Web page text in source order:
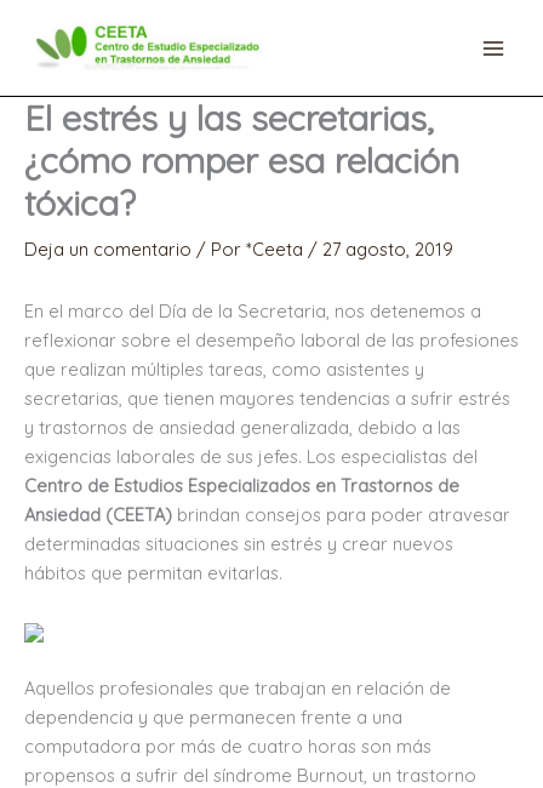
contenido
El estrés y las secretarias,
¿cómo romper esa relación
tóxica?
Deja un comentario / Por *Ceeta / 27 agosto, 2019
En el marco del Día de la Secretaria, nos detenemos a
reflexionar sobre el desempeño laboral de las profesiones
que realizan múltiples tareas, como asistentes y
secretarias, que tienen mayores tendencias a sufrir estrés
y trastornos de ansiedad generalizada, debido a las
exigencias laborales de sus jefes. Los especialistas del
Centro de Estudios Especializados en Trastornos de
Ansiedad (CEETA) brindan consejos para poder atravesar
determinadas situaciones sin estrés y crear nuevos
hábitos que permitan evitarlas.
Aquellos profesionales que trabajan en relación de
dependencia y que permanecen frente a una
computadora por más de cuatro horas son más
propensos a sufrir del síndrome Burnout, un trastorno